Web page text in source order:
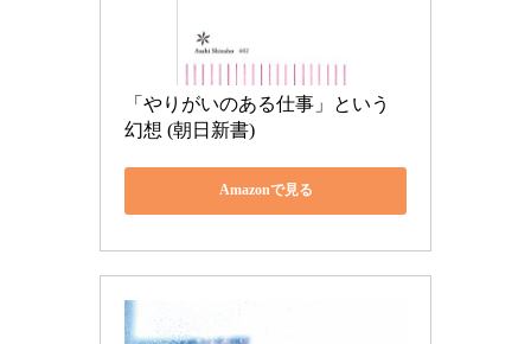
「やりがいのある仕事」という
幻想 (朝日新書)
Amazonで見る